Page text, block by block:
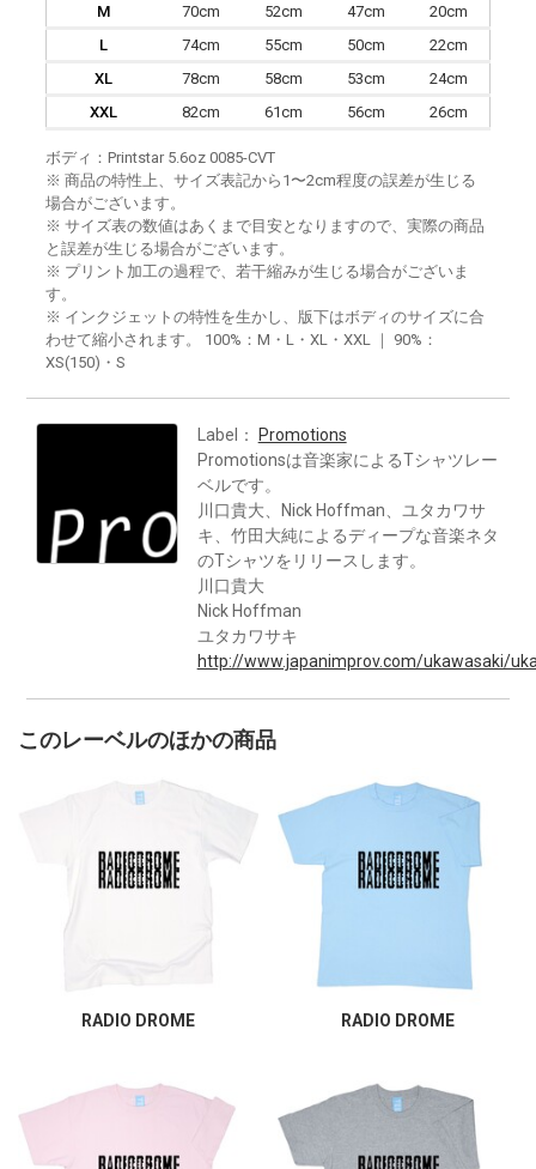
M
70cm 52cm 47cm
20cm
L
74cm 55cm 50cm
22cm
XL
78cm 58cm 53cm
24cm
XXL
82cm 61cm 56cm 26cm
ボディ：Printstar 5.6oz 0085-CVT
※ 商品の特性上、サイズ表記から1〜2cm程度の誤差が生じる
場合がございます。
※ サイズ表の数値はあくまで目安となりますので、実際の商品
と誤差が生じる場合がございます。
※ プリント加工の過程で、若干縮みが生じる場合がございま
す。
※ インクジェットの特性を生かし、版下はボディのサイズに合
わせて縮小されます。 100%：M・L・XL・XXL ｜ 90%：
XS(150)・S
Label：
Promotions
Promotionsは音楽家によるTシャツレー
ベルです。
川口貴大、Nick Hoffman、ユタカワサ
キ、竹田大純によるディープな音楽ネタ
のTシャツをリリースします。
川口貴大
Nick Hoffman
ユタカワサキ
http://www.japanimprov.com/ukawasaki/
このレーベルのほかの商品
RADIO DROME RADIO DROME